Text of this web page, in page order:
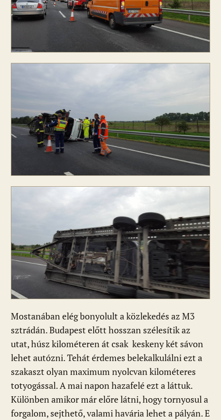
Mostanában elég bonyolult a közlekedés az M3
sztrádán. Budapest előtt hosszan szélesítik az
utat, húsz kilométeren át csak keskeny két sávon
lehet autózni. Tehát érdemes belekalkulálni ezt a
szakaszt olyan maximum nyolcvan kilométeres
totyogással. A mai napon hazafelé ezt a láttuk.
Különben amikor már előre látni, hogy tornyosul a
forgalom, sejthető, valami havária lehet a pályán. E